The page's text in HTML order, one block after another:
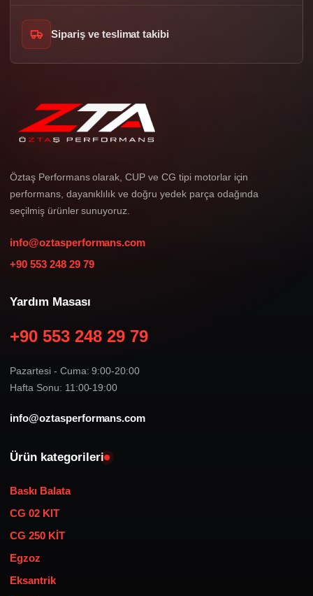
Sipariş ve teslimat takibi
Öztaş Performans olarak, CUP ve CG tipi motorlar için
performans, dayanıklılık ve doğru yedek parça odağında
seçilmiş ürünler sunuyoruz.
info@oztasperformans.com
+90 553 248 29 79
Yardım Masası
+90 553 248 29 79
Pazartesi - Cuma: 9:00-20:00
Hafta Sonu: 11:00-19:00
info@oztasperformans.com
Ürün kategorileri
Baskı Balata
CG 02 KIT
CG 250 KİT
Egzoz
Eksantrik